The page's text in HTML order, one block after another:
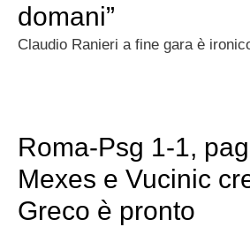
domani”
Claudio Ranieri a fine gara è
Roma-Psg 1-1,
Mexes e Vucinic
Greco è pronto